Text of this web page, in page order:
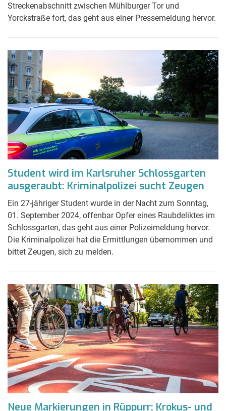
Streckenabschnitt zwischen Mühlburger Tor und
Yorckstraße fort, das geht aus einer Pressemeldung hervor.
Student wird im Karlsruher Schlossgarten
ausgeraubt: Kriminalpolizei sucht Zeugen
Ein 27-jähriger Student wurde in der Nacht zum Sonntag,
01. September 2024, offenbar Opfer eines Raubdeliktes im
Schlossgarten, das geht aus einer Polizeimeldung hervor.
Die Kriminalpolizei hat die Ermittlungen übernommen und
bittet Zeugen, sich zu melden.
Neue Markierungen in Rüppurr: Krokus- und